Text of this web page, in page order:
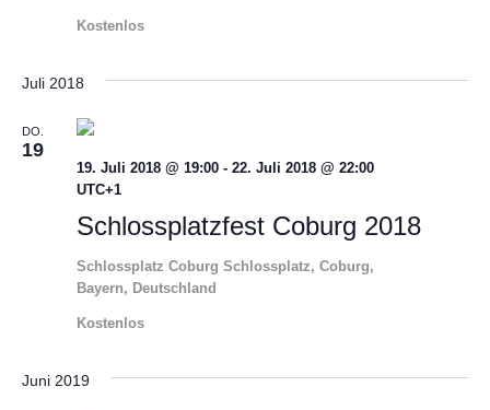
Kostenlos
Juli 2018
DO.
19
Schlossplatzfest Coburg 2018
19. Juli 2018 @ 19:00 - 22. Juli 2018 @ 22:00
UTC+1
Schlossplatz Coburg Schlossplatz, Coburg,
Bayern, Deutschland
Kostenlos
Juni 2019